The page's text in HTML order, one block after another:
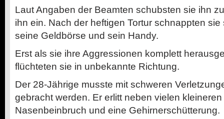
Laut Angaben der Beamten schubsten sie ihn
ihn ein. Nach der heftigen Tortur schnappten
seine Geldbörse und sein Handy.
Erst als sie ihre Aggressionen komplett
flüchteten sie in unbekannte Richtung.
Der 28-Jährige musste mit schweren
gebracht werden. Er erlitt neben vielen
Nasenbeinbruch und eine Gehirnerschütterung.